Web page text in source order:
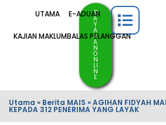
UTAMA E-ADUAN
KAJIAN MAKLUMBALAS PELANGGAN
B
A
Y
A
R
A
N
O
N
LI
N
E
Utama » Berita MAIS »AGIHAN FIDYAH
KEPADA 312 PENERIMA YANG LAYAK